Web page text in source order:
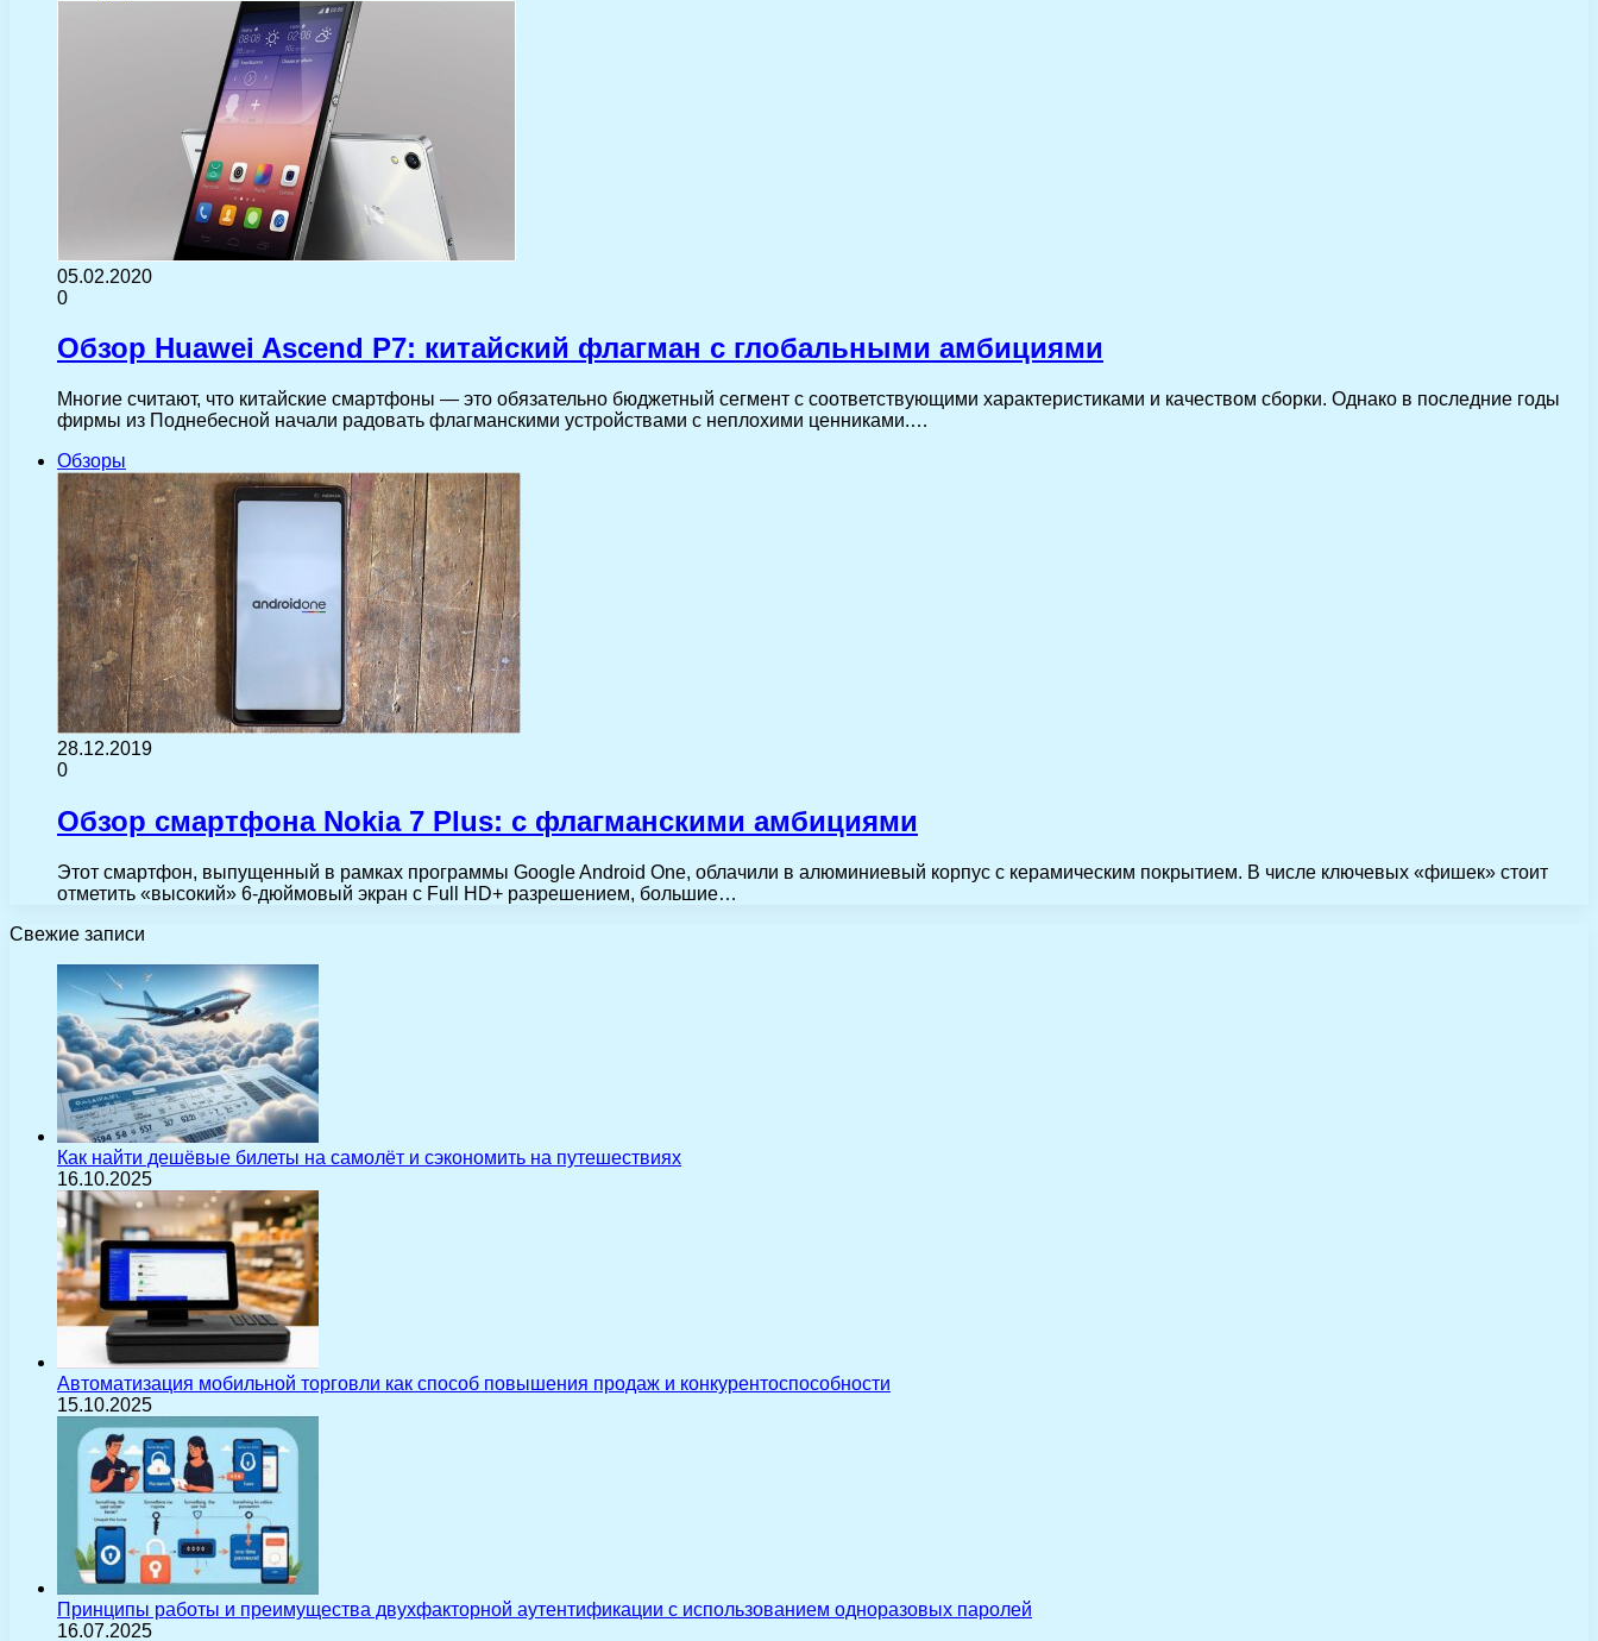
05.02.2020
0
Обзор Huawei Ascend P7: китайский флагман с глобальными амбициями
Многие считают, что китайские смартфоны — это обязательно бюджетный сегмент с соответствующими характеристиками и качеством сборки. Однако в последние годы
фирмы из Поднебесной начали радовать флагманскими устройствами с неплохими ценниками.…
Обзоры
28.12.2019
0
Обзор смартфона Nokia 7 Plus: с флагманскими амбициями
Этот смартфон, выпущенный в рамках программы Google Android One, облачили в алюминиевый корпус с керамическим покрытием. В числе ключевых «фишек» стоит
отметить «высокий» 6-дюймовый экран с Full HD+ разрешением, большие…
Свежие записи
Как найти дешёвые билеты на самолёт и сэкономить на путешествиях
16.10.2025
Автоматизация мобильной торговли как способ повышения продаж и конкурентоспособности
15.10.2025
Принципы работы и преимущества двухфакторной аутентификации с использованием одноразовых паролей
16.07.2025